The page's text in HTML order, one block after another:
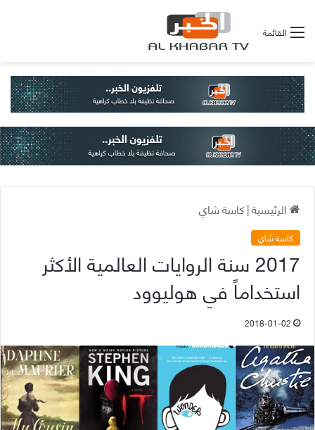
القائمة
الرئيسية|كاسة شاي
كاسة شاي
2017 سنة الروايات العالمية الأكثر
استخداماً في هوليوود
2018-01-02